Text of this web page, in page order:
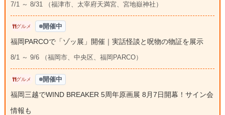
7/1 ～ 8/31 （福津市、太宰府天満宮、宮地嶽神社）
グルメ 開催中
福岡PARCOで「ゾッ展」開催｜実話怪談と呪物の物証を展示
8/1 ～ 9/6 （福岡市、中央区、福岡PARCO）
グルメ 開催中
福岡三越でWIND BREAKER 5周年原画展 8月7日開幕！サイン会
情報も